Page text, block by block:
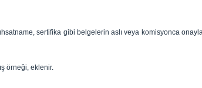
sertifika gibi belgelerin aslı veya komisyonca
örneği, eklenir.